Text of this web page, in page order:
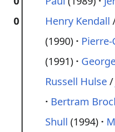
0
Henry Kendall
(1990)
(1991)
Russell Hulse/
Bertram
Shull (1994)